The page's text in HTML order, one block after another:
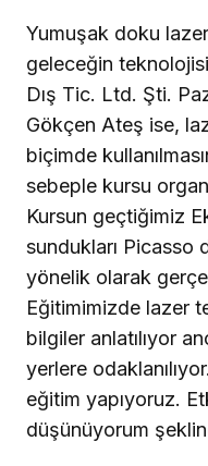
Yumuşak doku
geleceğin
Dış Tic. Ltd. Şti.
Gökçen Ateş ise,
biçimde
sebeple kursu
Kursun geçtiğimiz
sundukları Picasso
yönelik olarak
Eğitimimizde lazer
bilgiler anlatılıyor
yerlere
eğitim yapıyoruz.
düşünüyorum